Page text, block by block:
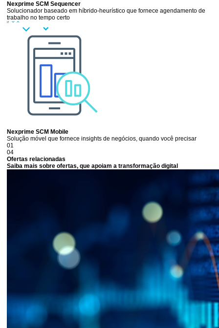
Nexprime SCM Sequencer
Solucionador baseado em híbrido-heurístico que fornece agendamento de
trabalho no tempo certo
Nexprime SCM Mobile
Solução móvel que fornece insights de negócios, quando você precisar
01
04
Ofertas relacionadas
Saiba mais sobre ofertas, que apoiam a transformação digital